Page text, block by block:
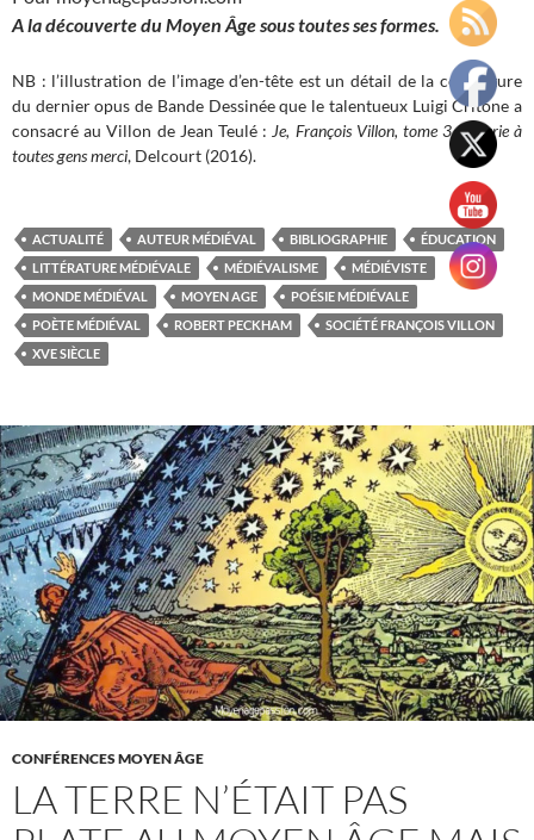
A la découverte du Moyen Âge sous toutes ses formes.
NB : l’illustration de l’image d’en-tête est un détail de la couverture
du dernier opus de Bande Dessinée que le talentueux Luigi Critone a
consacré au Villon de Jean Teulé : Je, François Villon, tome 3 : Je crie à
toutes gens merci, Delcourt (2016).
ACTUALITÉ AUTEUR MÉDIÉVAL BIBLIOGRAPHIE
ÉDUCATION
LITTÉRATURE MÉDIÉVALE
MÉDIÉVALISME
MÉDIÉVISTE
MONDE MÉDIÉVAL
MOYEN AGE
POÉSIE MÉDIÉVALE
POÈTE MÉDIÉVAL
ROBERT PECKHAM
SOCIÉTÉ FRANÇOIS VILLON
XVE SIÈCLE
CONFÉRENCES MOYEN ÂGE
LA TERRE N’ÉTAIT PAS